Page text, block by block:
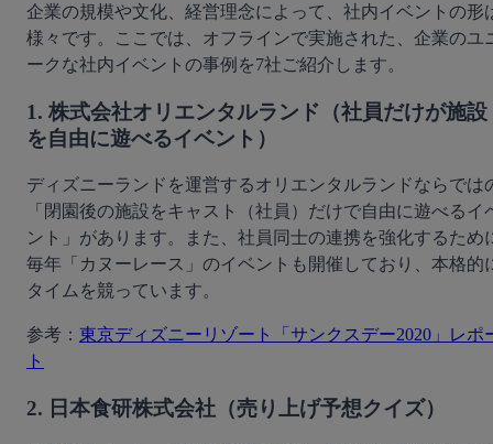
企業の規模や文化、経営理念によって、社内イベントの形
様々です。ここでは、オフラインで実施された、企業のユ
ークな社内イベントの事例を7社ご紹介します。
1. 株式会社オリエンタルランド（社員だけが施設
を自由に遊べるイベント）
ディズニーランドを運営するオリエンタルランドならでは
「閉園後の施設をキャスト（社員）だけで自由に遊べるイ
ント」があります。また、社員同士の連携を強化するため
毎年「カヌーレース」のイベントも開催しており、本格的
タイムを競っています。
参考： 東京ディズニーリゾート「サンクスデー2020」レポ
ト
2. 日本食研株式会社（売り上げ予想クイズ）